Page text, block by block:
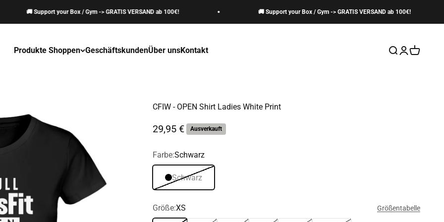
🚚 Support your Box / Gym -> GRATIS VERSAND ab 100€! 🚚 Support your Box / Gym -> GRATIS VERSAND ab 100€!
Produkte Shoppen GeschäftskundenÜber unsKontakt Suche öffnen
CFIW - OPEN Shirt Ladies White Print
Angebot
29,95 € Ausverkauft
Farbe:Schwarz
Schwarz
Größe:XS Größentabelle